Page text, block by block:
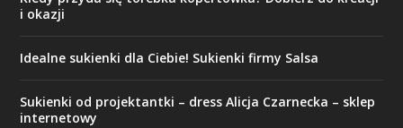
i okazji
Idealne sukienki dla Ciebie! Sukienki firmy Salsa
Sukienki od projektantki – dress Alicja Czarnecka – sklep
internetowy